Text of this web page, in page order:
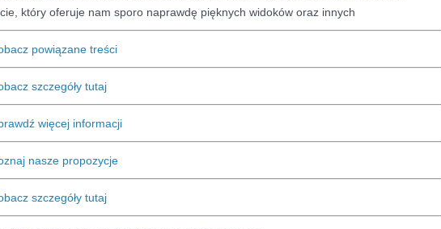
który oferuje nam sporo naprawdę pięknych widoków oraz innych
powiązane treści
szczegóły tutaj
więcej informacji
nasze propozycje
szczegóły tutaj